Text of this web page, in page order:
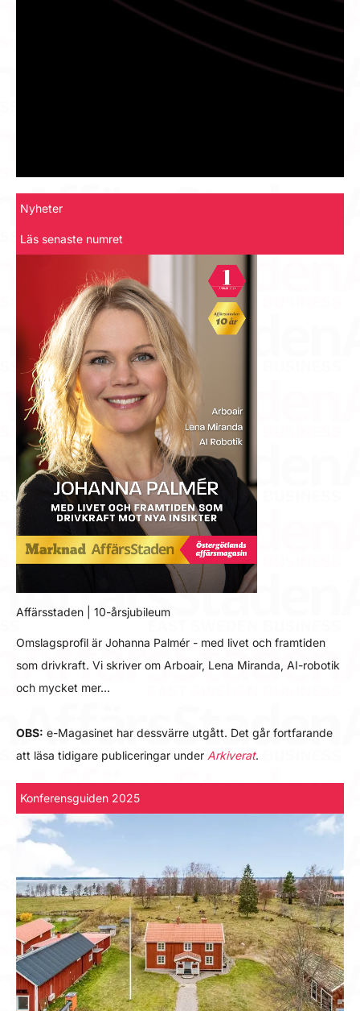
Nyheter
Läs senaste numret
Affärsstaden | 10-årsjubileum
Omslagsprofil är Johanna Palmér - med livet och framtiden
som drivkraft. Vi skriver om Arboair, Lena Miranda, AI-robotik
och mycket mer…
OBS: e-Magasinet har dessvärre utgått. Det går fortfarande
att läsa tidigare publiceringar under Arkiverat.
Konferensguiden 2025